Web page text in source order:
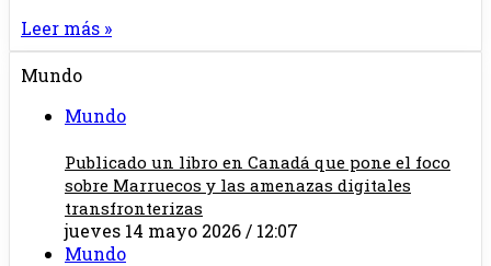
Leer más »
Mundo
Mundo
Publicado un libro en Canadá que pone el foco
sobre Marruecos y las amenazas digitales
transfronterizas
jueves 14 mayo 2026 / 12:07
Mundo